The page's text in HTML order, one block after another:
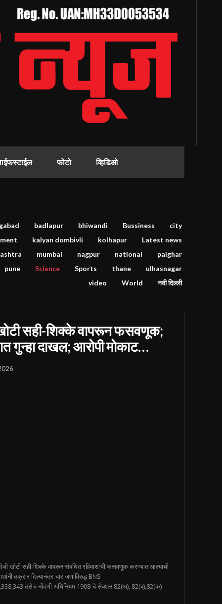
फोटो व्हिडिओ
badlapur bhiwandi Bussiness
city
kalyan dombivli kolhapur
Latest news
mumbai nagpur national
palghar
pune Science Sports thane
ulhasnagar
video
World नवी दिल्ली
खोटी सही-शिक्के वापरून फसवणूक;
गुन्हा दाखल; आरोपी मोकाट…
खोटी सही-शिक्के वापरून संबंधित रहिवाशांची फसवणूक करण्यात आल्याची
तक्रार दिल्यानंतर चार जणांविरुद्ध BNS
तसेच नोंदणी अधिनियम 1908 चे सेक्शन 82(अ), 82(ब),82(क)